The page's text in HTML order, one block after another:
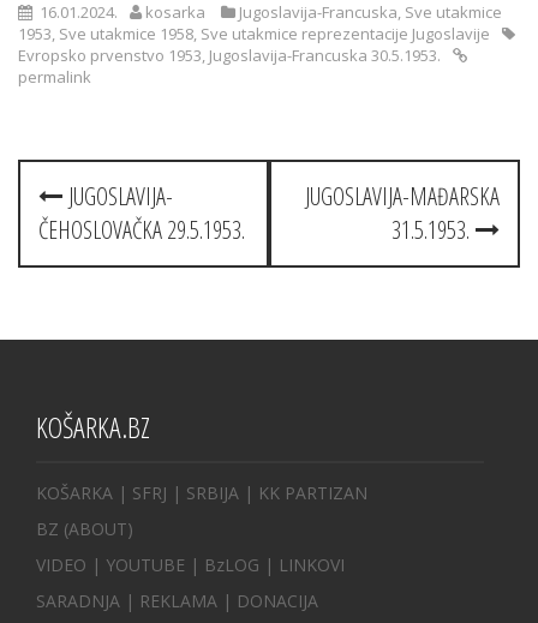
16.01.2024. kosarka Jugoslavija-Francuska, Sve utakmice
1953, Sve utakmice 1958, Sve utakmice reprezentacije Jugoslavije
Evropsko prvenstvo 1953, Jugoslavija-Francuska 30.5.1953.
permalink
Post
navigation
JUGOSLAVIJA-
ČEHOSLOVAČKA 29.5.1953.
JUGOSLAVIJA-MAĐARSKA
31.5.1953.
KOŠARKA.BZ
KOŠARKA | SFRJ | SRBIJA | KK PARTIZAN
BZ (ABOUT)
VIDEO | YOUTUBE | BzLOG | LINKOVI
SARADNJA | REKLAMA | DONACIJA